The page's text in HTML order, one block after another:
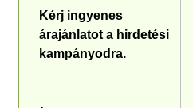
Kérj ingyenes
árajánlatot a hirdetési
kampányodra.